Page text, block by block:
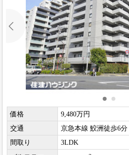
価格
9,480万円
交通
京急本線 鮫洲徒歩6分
間取り
3LDK